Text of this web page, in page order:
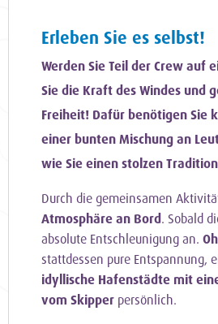
Erleben Sie es selbst!
Werden Sie Teil der Crew auf
Sie die Kraft des Windes und
Freiheit! Dafür benötigen Sie
einer bunten Mischung an
wie Sie einen stolzen
Durch die gemeinsamen
Atmosphäre an Bord. Sobald
absolute Entschleunigung an.
stattdessen pure Entspannung,
idyllische Hafenstädte mit
vom Skipper persönlich.